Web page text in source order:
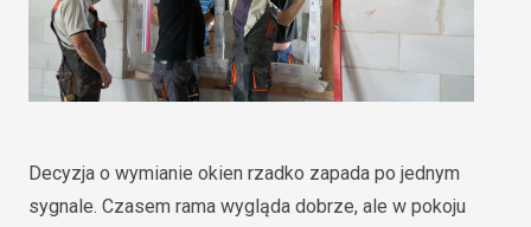
Decyzja o wymianie okien rzadko zapada po jednym
sygnale. Czasem rama wygląda dobrze, ale w pokoju